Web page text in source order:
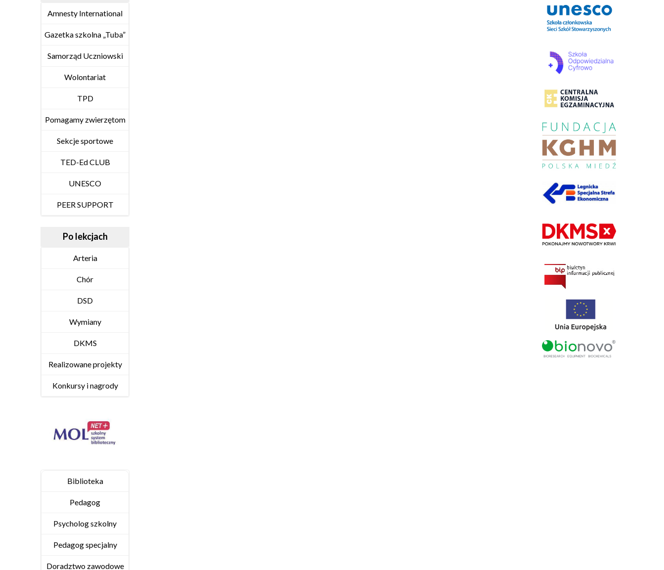
Amnesty International
Gazetka szkolna „Tuba”
Samorząd Uczniowski
Wolontariat
TPD
Pomagamy zwierzętom
Sekcje sportowe
TED-Ed CLUB
UNESCO
PEER SUPPORT
Po lekcjach
Arteria
Chór
DSD
Wymiany
DKMS
Realizowane projekty
Konkursy i nagrody
Biblioteka
Pedagog
Psycholog szkolny
Pedagog specjalny
Doradztwo zawodowe